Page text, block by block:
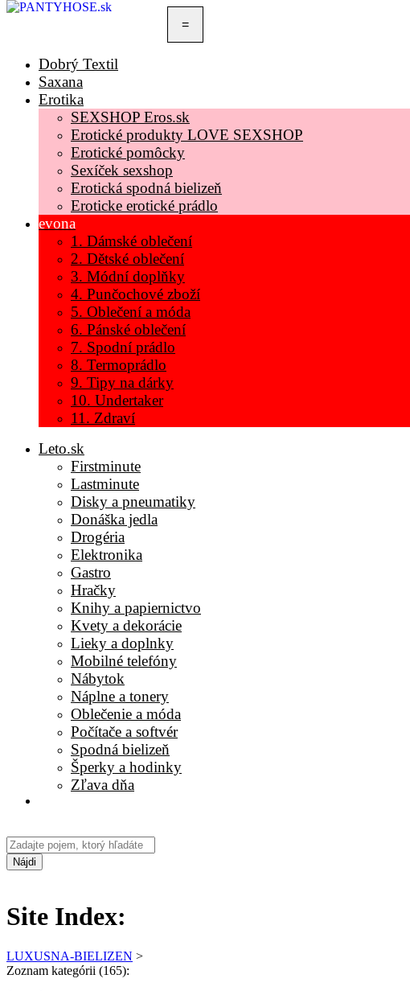
=
Dobrý Textil
Saxana
Erotika
SEXSHOP Eros.sk
Erotické produkty LOVE SEXSHOP
Erotické pomôcky
Sexíček sexshop
Erotická spodná bielizeň
Eroticke erotické prádlo
evona
1. Dámské oblečení
2. Dětské oblečení
3. Módní doplňky
4. Punčochové zboží
5. Oblečení a móda
6. Pánské oblečení
7. Spodní prádlo
8. Termoprádlo
9. Tipy na dárky
10. Undertaker
11. Zdraví
Leto.sk
Firstminute
Lastminute
Disky a pneumatiky
Donáška jedla
Drogéria
Elektronika
Gastro
Hračky
Knihy a papiernictvo
Kvety a dekorácie
Lieky a doplnky
Mobilné telefóny
Nábytok
Náplne a tonery
Oblečenie a móda
Počítače a softvér
Spodná bielizeň
Šperky a hodinky
Zľava dňa
Nájdi
Site Index:
LUXUSNA-BIELIZEN >
Zoznam kategórii (165):